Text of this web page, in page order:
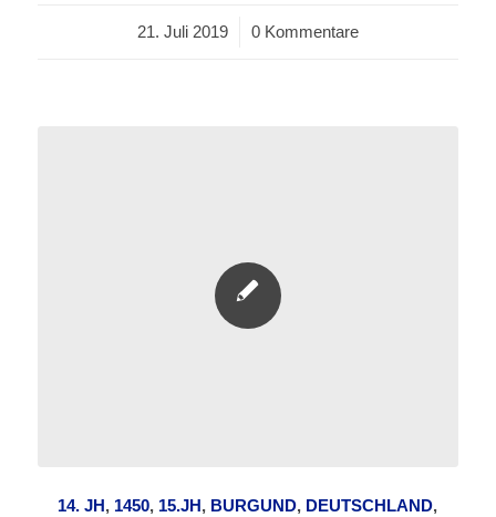
21. Juli 2019
/ 0 Kommentare
14. JH, 1450, 15.JH, BURGUND, DEUTSCHLAND,